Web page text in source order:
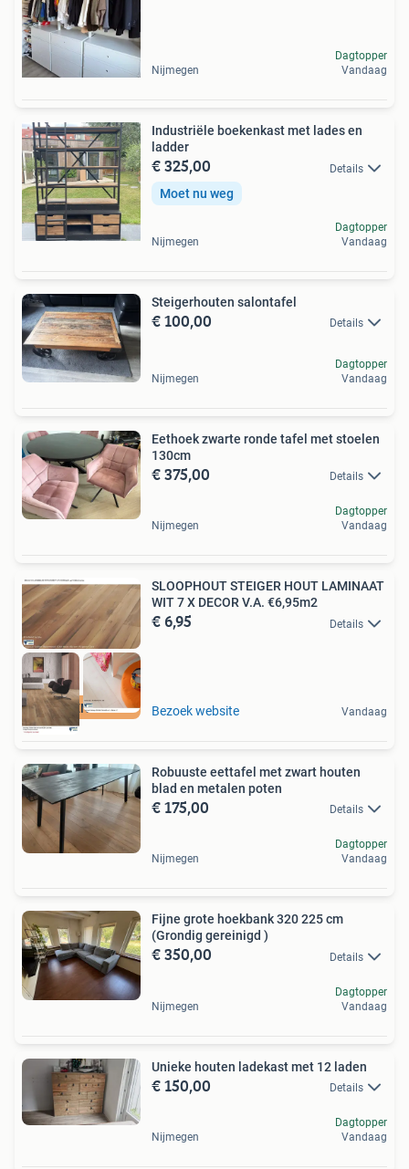
Nijmegen
Dagtopper
Vandaag
Industriële boekenkast met lades en
ladder
€ 325,00 Details
Moet nu weg
Nijmegen
Dagtopper
Vandaag
Steigerhouten salontafel
€ 100,00 Details
Nijmegen
Dagtopper
Vandaag
Eethoek zwarte ronde tafel met stoelen
130cm
€ 375,00 Details
Nijmegen
Dagtopper
Vandaag
7 DAGEN OPEN
SLOOPHOUT STEIGER HOUT LAMINAAT
WIT 7 X DECOR V.A. €6,95m2
€ 6,95 Details
Bezoek website Vandaag
Robuuste eettafel met zwart houten
blad en metalen poten
€ 175,00 Details
Nijmegen
Dagtopper
Vandaag
Fijne grote hoekbank 320 225 cm
(Grondig gereinigd )
€ 350,00 Details
Nijmegen
Dagtopper
Vandaag
Unieke houten ladekast met 12 laden
€ 150,00 Details
Nijmegen
Dagtopper
Vandaag